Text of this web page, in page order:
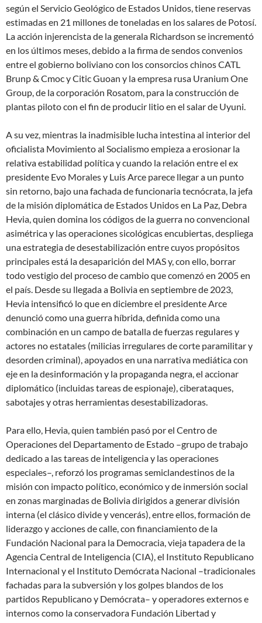
según el Servicio Geológico de Estados Unidos, tiene reservas
estimadas en 21 millones de toneladas en los salares de Potosí.
La acción injerencista de la generala Richardson se incrementó
en los últimos meses, debido a la firma de sendos convenios
entre el gobierno boliviano con los consorcios chinos CATL
Brunp & Cmoc y Citic Guoan y la empresa rusa Uranium One
Group, de la corporación Rosatom, para la construcción de
plantas piloto con el fin de producir litio en el salar de Uyuni.
A su vez, mientras la inadmisible lucha intestina al interior del
oficialista Movimiento al Socialismo empieza a erosionar la
relativa estabilidad política y cuando la relación entre el ex
presidente Evo Morales y Luis Arce parece llegar a un punto
sin retorno, bajo una fachada de funcionaria tecnócrata, la jefa
de la misión diplomática de Estados Unidos en La Paz, Debra
Hevia, quien domina los códigos de la guerra no convencional
asimétrica y las operaciones sicológicas encubiertas, despliega
una estrategia de desestabilización entre cuyos propósitos
principales está la desaparición del MAS y, con ello, borrar
todo vestigio del proceso de cambio que comenzó en 2005 en
el país. Desde su llegada a Bolivia en septiembre de 2023,
Hevia intensificó lo que en diciembre el presidente Arce
denunció como una guerra híbrida, definida como una
combinación en un campo de batalla de fuerzas regulares y
actores no estatales (milicias irregulares de corte paramilitar y
desorden criminal), apoyados en una narrativa mediática con
eje en la desinformación y la propaganda negra, el accionar
diplomático (incluidas tareas de espionaje), ciberataques,
sabotajes y otras herramientas desestabilizadoras.
Para ello, Hevia, quien también pasó por el Centro de
Operaciones del Departamento de Estado –grupo de trabajo
dedicado a las tareas de inteligencia y las operaciones
especiales–, reforzó los programas semiclandestinos de la
misión con impacto político, económico y de inmersión social
en zonas marginadas de Bolivia dirigidos a generar división
interna (el clásico divide y vencerás), entre ellos, formación de
liderazgo y acciones de calle, con financiamiento de la
Fundación Nacional para la Democracia, vieja tapadera de la
Agencia Central de Inteligencia (CIA), el Instituto Republicano
Internacional y el Instituto Demócrata Nacional –tradicionales
fachadas para la subversión y los golpes blandos de los
partidos Republicano y Demócrata– y operadores externos e
internos como la conservadora Fundación Libertad y